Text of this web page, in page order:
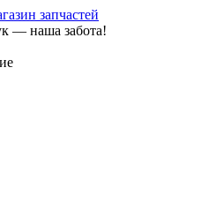
— наша забота!